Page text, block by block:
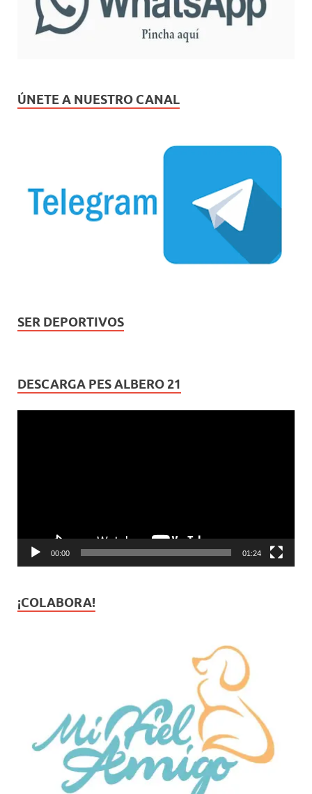
ÚNETE A NUESTRO CANAL
SER DEPORTIVOS
DESCARGA PES ALBERO 21
00:00 01:24
¡COLABORA!